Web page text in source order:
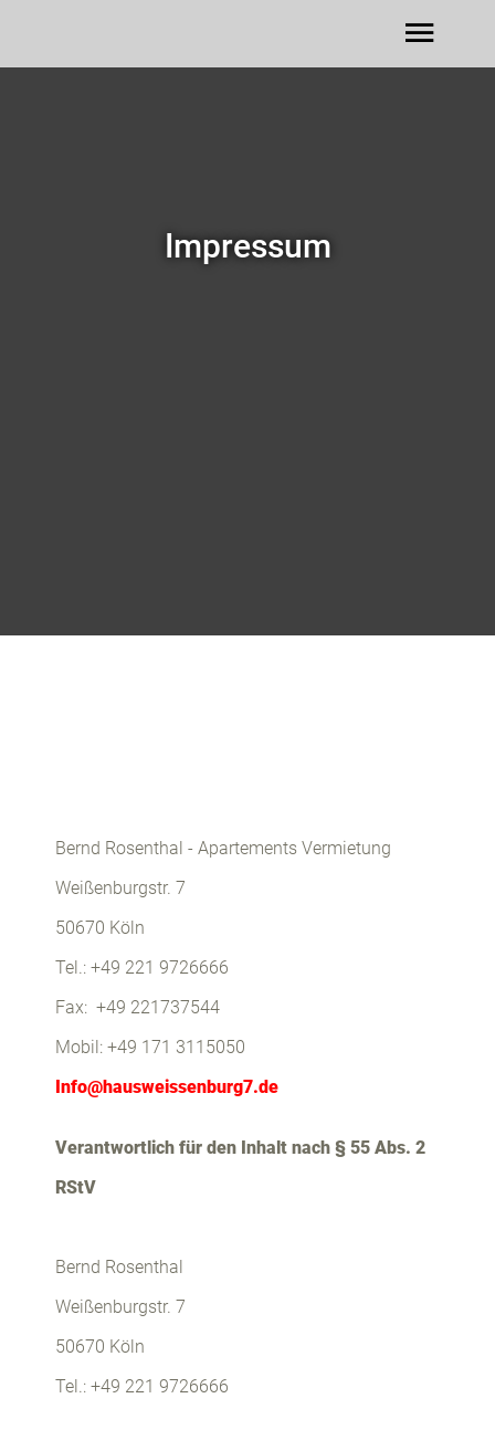
Impressum
Bernd Rosenthal - Apartements Vermietung
Weißenburgstr. 7
50670 Köln
Tel.: +49 221 9726666
Fax: +49 221737544
Mobil: +49 171 3115050
Info@hausweissenburg7.de
Verantwortlich für den Inhalt nach § 55 Abs. 2
RStV
Bernd Rosenthal
Weißenburgstr. 7
50670 Köln
Tel.: +49 221 9726666